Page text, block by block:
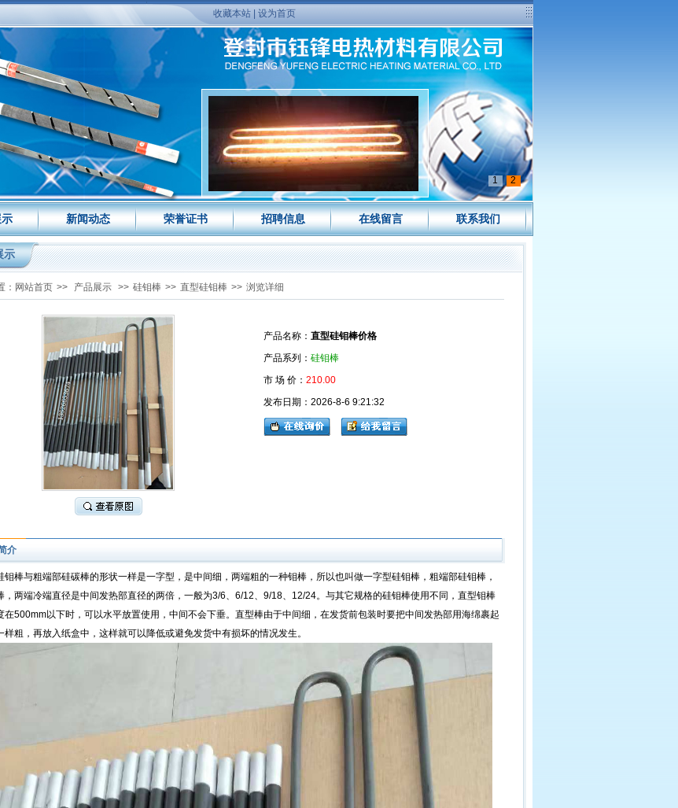
收藏本站| 设为首页
1 2
新闻动态 荣誉证书 招聘信息 在线留言 联系我们
示
： 网站首页 >> 产品展示 >> 硅钼棒 >> 直型硅钼棒 >> 浏览详细
产品名称： 直型硅钼棒价格
产品系列： 硅钼棒
市 场 价： 210.00
发布日期：2026-8-6 9:21:32
介
钼棒与粗端部硅碳棒的形状一样是一字型，是中间细，两端粗的一种钼棒，所以也叫做一字型硅钼棒，粗端部硅钼棒，
，两端冷端直径是中间发热部直径的两倍，一般为3/6、6/12、9/18、12/24。与其它规格的硅钼棒使用不同，直型钼棒
在500mm以下时，可以水平放置使用，中间不会下垂。直型棒由于中间细，在发货前包装时要把中间发热部用海绵裹起
样粗，再放入纸盒中，这样就可以降低或避免发货中有损坏的情况发生。